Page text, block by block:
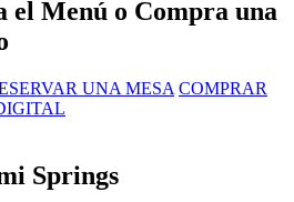
el Menú o Compra una
UNA MESA COMPRAR
Springs